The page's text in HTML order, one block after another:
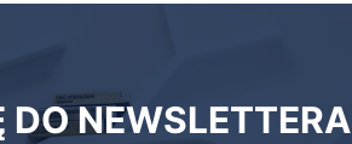
DO NEWSLETTERA